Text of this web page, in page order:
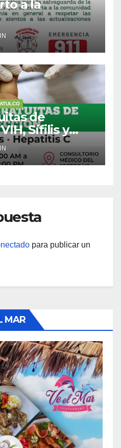
a la
de
Sífilis y
para publicar un
MAR